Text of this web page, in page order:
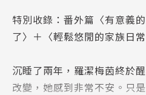
特別收錄：番外篇〈有意義
了〉＋〈輕鬆悠閒的家族日
沉睡了兩年，羅潔梅茵終於
改變，她感到非常不安。只